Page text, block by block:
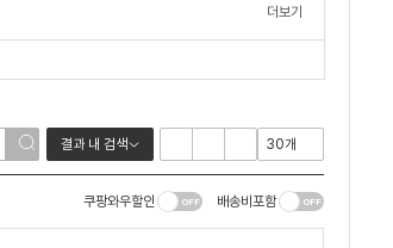
더보기
결과 내 검색
쿠팡와우할인 배송비포함